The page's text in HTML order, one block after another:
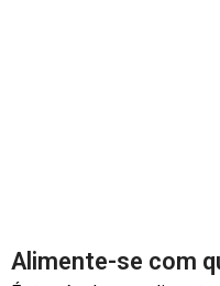
Alimente-se com